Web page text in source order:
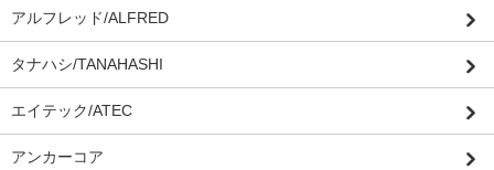
アルフレッド/ALFRED
タナハシ/TANAHASHI
エイテック/ATEC
アンカーコア